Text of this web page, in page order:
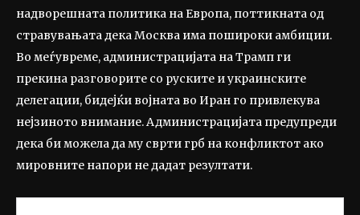
надворешната политика на Европа, поттикната од
стравувањата дека Москва има пошироки амбиции.
Во меѓувреме, администрацијата на Трамп ги
прекина разговорите со руските и украинските
делегации, бидејќи војната во Иран го привлекува
нејзиното внимание. Администрацијата предупреди
дека би можела да му сврти грб на конфликтот ако
мировните напори не дадат резултати.